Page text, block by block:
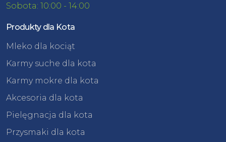
Sobota: 10:00 - 14:00
Produkty dla Kota
Mleko dla kociąt
Karmy suche dla kota
Karmy mokre dla kota
Akcesoria dla kota
Pielęgnacja dla kota
Przysmaki dla kota